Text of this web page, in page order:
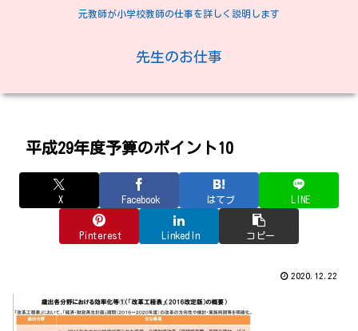
元教師が小学校教師の仕事を詳しく説明します
先生のお仕事
平成29年度予算のポイント10
X Facebook はてブ LINE
Pinterest LinkedIn コピー
2020.12.22